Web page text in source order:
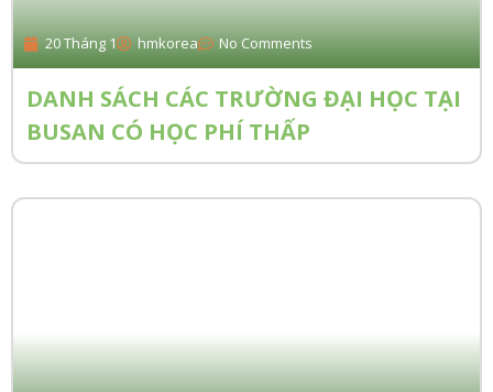
20 Tháng 1 hmkorea No Comments
DANH SÁCH CÁC TRƯỜNG ĐẠI HỌC TẠI
BUSAN CÓ HỌC PHÍ THẤP